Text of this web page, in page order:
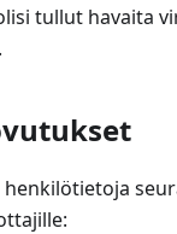
tullut havaita